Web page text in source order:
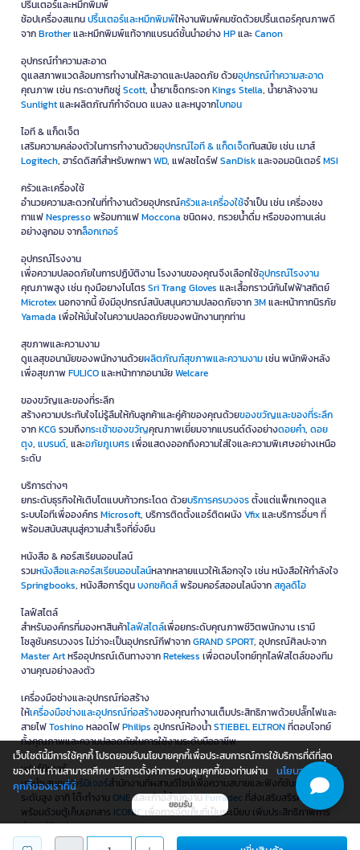
ปริ้นเตอร์และหมึกพิมพ์
ช้อปเครื่องสแกนปริ้นเตอร์และหมึกพิมพ์ให้งานพิมพ์คมชัดด้วยปริ้นเตอร์คุณภาพดี
จากBrotherและหมึกพิมพ์แท้จากแบรนด์ชั้นนำอย่างHPและCanon
อุปกรณ์ทำความสะอาด
ดูแลสภาพแวดล้อมการทำงานให้สะอาดและปลอดภัย ด้วยอุปกรณ์ทำความสะอาด
คุณภาพ เช่น กระดาษทิชชู่Scott, น้ำยาเช็ดกระจกKings Stella, น้ำยาล้างจาน
Sunlightและผลิตภัณฑ์กำจัดมด แมลง และหนูจากไบกอน
ไอที & แก็ดเจ็ต
เสริมความคล่องตัวในการทำงานด้วยอุปกรณ์ไอที & แก็ดเจ็ดทันสมัย เช่น เมาส์
Logitech, ฮาร์ดดิสก์สำหรับพกพาWD, แฟลชไดร์ฟSanDiskและจอมอนิเตอร์MSI
ครัวและเครื่องใช้
อำนวยความสะดวกในที่ทำงานด้วยอุปกรณ์ครัวและเครื่องใช้จำเป็น เช่น เครื่องชง
กาแฟNespressoพร้อมกาแฟMoccona ชนิดผง, กรวยน้ำดื่ม หรือของทานเล่น
อย่างลูกอม จากล็อกเกอร์
อุปกรณ์โรงงาน
เพื่อความปลอดภัยในการปฏิบัติงาน โรงงานของคุณจึงเลือกใช้อุปกรณ์โรงงาน
คุณภาพสูง เช่น ถุงมือยางไนโตรSri Trang Gloves และเสื้อกราวน์กันไฟฟ้าสถิตย์
Microtexนอกจากนี้ ยังมีอุปกรณ์สนับสนุนความปลอดภัยจาก3Mและหน้ากากนิรภัย
Yamada เพื่อให้มั่นใจในความปลอดภัยของพนักงานทุกท่าน
สุขภาพและความงาม
ดูแลสุขอนามัยของพนักงานด้วยผลิตภัณฑ์สุขภาพและความงามเช่น พนักพิงหลัง
เพื่อสุขภาพFULICOและหน้ากากอนามัยWelcare
ของขวัญและของที่ระลึก
สร้างความประทับใจไม่รู้ลืมให้กับลูกค้าและคู่ค้าของคุณด้วยของขวัญและของที่ระลึก
จากKCGรวมถึงกระเช้าของขวัญคุณภาพเยี่ยมจากแบรนด์ดังอย่างดอยคำ, ดอย
ตุง, แบรนด์, และอภัยภูเบศรเพื่อแสดงออกถึงความใส่ใจและความพิเศษอย่างเหนือ
ระดับ
บริการต่างๆ
ยกระดับธุรกิจให้เติบโตแบบก้าวกระโดด ด้วยบริการครบวงจรตั้งแต่แพ็กเกจดูแล
ระบบไอทีเพื่อองค์กรMicrosoft, บริการติดตั้งแอร์ติดผนังVfixและบริการอื่นๆ ที่
พร้อมสนับสนุนสู่ความสำเร็จที่ยั่งยืน
หนังสือ & คอร์สเรียนออนไลน์
รวมหนังสือและคอร์สเรียนออนไลน์หลากหลายแนวให้เลือกจุใจ เช่น หนังสือให้กำลังใจ
Springbooks, หนังสือการ์ตูนบงกชคิดส์พร้อมคอร์สออนไลน์จากสคูลดิโอ
ไลฟ์สไตล์
สำหรับองค์กรที่มองหาสินค้าไลฟ์สไตล์เพื่อยกระดับคุณภาพชีวิตพนักงาน เรามี
โซลูชันครบวงจร ไม่ว่าจะเป็นอุปกรณ์กีฬาจากGRAND SPORT, อุปกรณ์ศิลปะจาก
Master Artหรืออุปกรณ์เดินทางจากRetekess เพื่อตอบโจทย์ทุกไลฟ์สไตล์ของทีม
งานคุณอย่างลงตัว
เครื่องมือช่างและอุปกรณ์ก่อสร้าง
ให้เครื่องมือช่างและอุปกรณ์ก่อสร้างของคุณทำงานเต็มประสิทธิภาพด้วยปลั๊กไฟและ
สายไฟToshinoหลอดไฟPhilips อุปกรณ์ห้องน้ำSTIEBEL ELTRONที่ตอบโจทย์
ทั้งคุณภาพและความปลอดภัยในการใช้งานระดับมืออาชีพ
เฟอร์นิเจอร์
เรานำเสนอเฟอร์นิเจอร์สำนักงานที่ผสานดีไซน์เพื่อความสบายและฟังก์ชันการใช้งาน
ระดับสูง อาทิ โต๊ะทำงาน ONEและเก้าอี้สำนักงานFurradec ที่ส่งเสริมสรีรศาสตร์
พร้อมด้วยตู้เก็บเอกสาร ICONICเพื่อการจัดเก็บที่เป็นระเบียบ เพิ่มประสิทธิภาพการ
ทำงานให้ธุรกิจของคุณ
เว็บไซต์นี้มีการใช้คุกกี้ โปรดยอมรับนโยบายคุกกี้เพื่อประสบการณ์การใช้บริการที่ดีที่สุด
ของท่าน ท่านสามารถศึกษาวิธีการตั้งค่าการควบคุมคุกกี้ของท่านผ่าน
นโยบายการใช้
คุกกี้ของเราที่นี่
ยอมรับ